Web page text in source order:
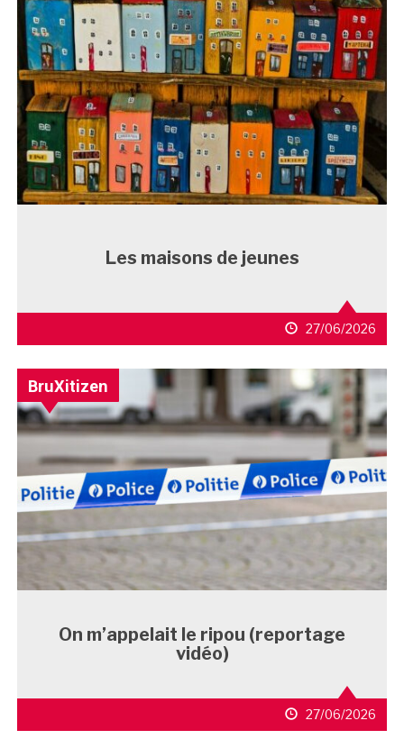
Les maisons de jeunes
27/06/2026
BruXitizen
On m’appelait le ripou (reportage
vidéo)
27/06/2026